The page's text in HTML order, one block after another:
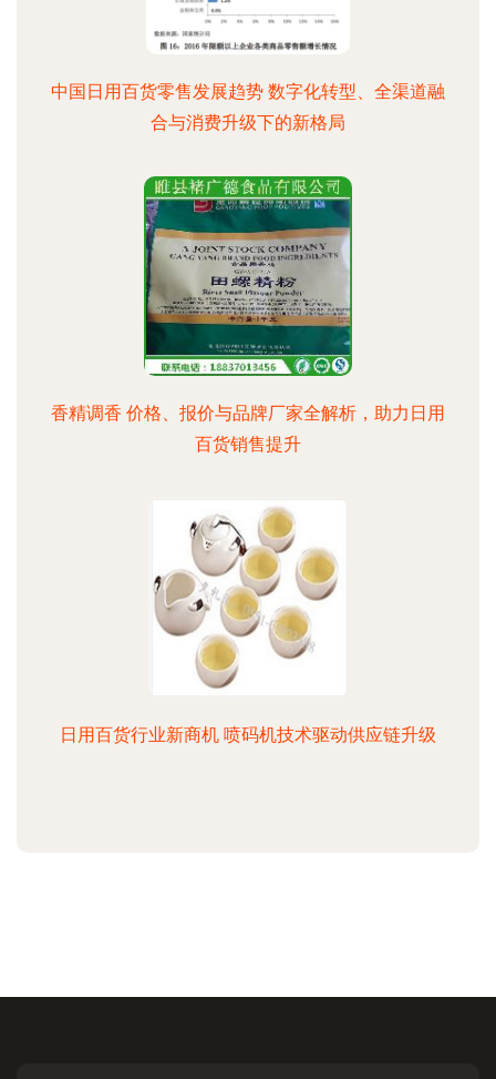
中国日用百货零售发展趋势 数字化转型、全渠道融
合与消费升级下的新格局
香精调香 价格、报价与品牌厂家全解析，助力日用
百货销售提升
日用百货行业新商机 喷码机技术驱动供应链升级